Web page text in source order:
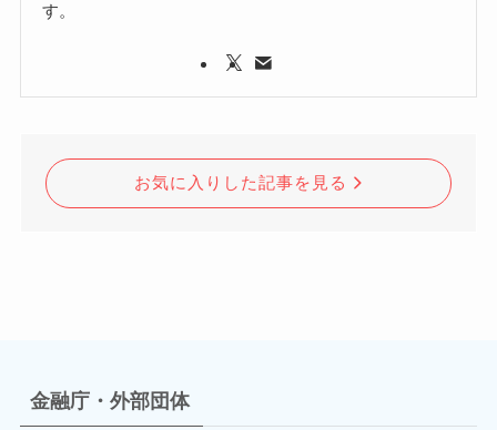
す。
お気に入りした記事を見る
金融庁・外部団体